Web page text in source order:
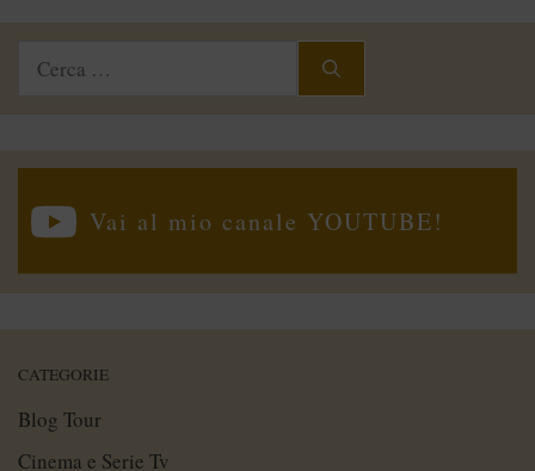
Ricerca
Vai al mio canale YOUTUBE!
CATEGORIE
Blog Tour
Cinema e Serie Tv